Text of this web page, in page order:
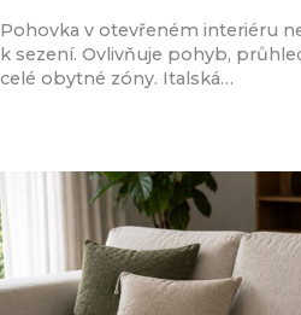
Pohovka v otevřeném interiéru
k sezení. Ovlivňuje pohyb,
celé obytné zóny. Italská…